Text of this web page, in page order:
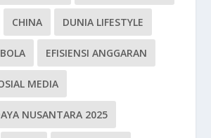
CHINA DUNIA LIFESTYLE
EFISIENSI ANGGARAN
MEDIA
NUSANTARA 2025